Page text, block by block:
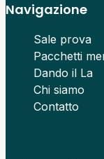
Navigazione
Sale prova
Pacchetti
Dando il La
Chi siamo
Contatto